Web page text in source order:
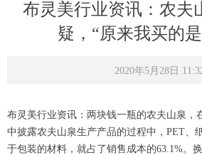
布灵美行业资讯：农夫
疑，“原来我买的
布灵美行业资讯：两块钱一瓶的农夫山泉，
中披露农夫山泉生产产品的过程中，PET、
于包装的材料，就占了销售成本的63.1%。
2020年5月28日